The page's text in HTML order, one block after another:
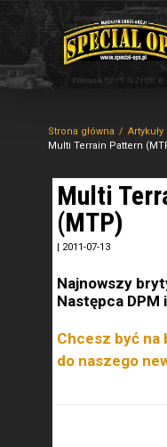
Strona główna Artykuły
Multi Terrain Pattern
Multi
(MTP)
| 2011-07-13
Najnowszy
Następca DPM
Chcesz być na
do naszego